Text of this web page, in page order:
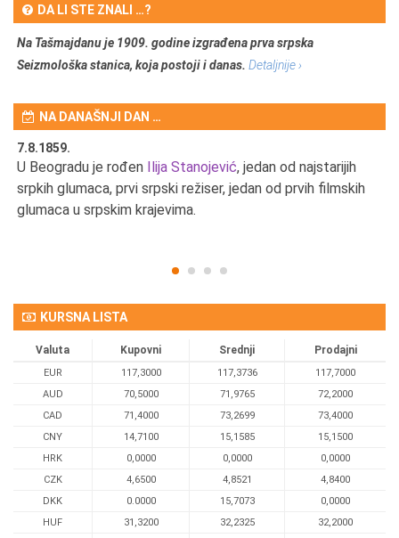
DA LI STE ZNALI …?
Na Tašmajdanu je 1909. godine izgrađena prva srpska
Seizmološka stanica, koja postoji i danas. Detaljnije ›
NA DANAŠNJI DAN …
7.8.1859.
U Beogradu je rođen Ilija Stanojević, jedan od najstarijih
srpkih glumaca, prvi srpski režiser, jedan od prvih filmskih
glumaca u srpskim krajevima.
KURSNA LISTA
Valuta Kupovni Srednji Prodajni
EUR 117,3000 117,3736
117,7000
AUD
70,5000 71,9765
72,2000
CAD
71,4000 73,2699
73,4000
CNY
14,7100 15,1585
15,1500
HRK
0,0000 0,0000
0,0000
CZK
4,6500 4,8521
4,8400
DKK
0.0000 15,7073
0,0000
HUF
31,3200 32,2325
32,2000